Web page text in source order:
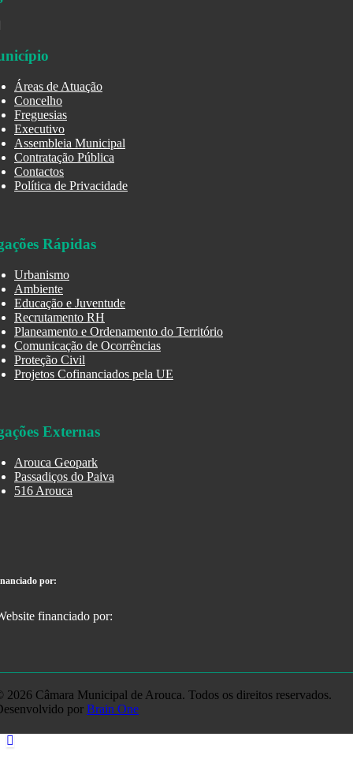
Áreas de Atuação
Concelho
Freguesias
Executivo
Assembleia Municipal
Contratação Pública
Contactos
Política de Privacidade
Rápidas
Urbanismo
Ambiente
Educação e Juventude
Recrutamento RH
Planeamento e Ordenamento do Território
Comunicação de Ocorrências
Proteção Civil
Projetos Cofinanciados pela UE
Externas
Arouca Geopark
Passadiços do Paiva
516 Arouca
por:
2026 Câmara Municipal de Arouca. Todos os direitos reservados.
por Brain One